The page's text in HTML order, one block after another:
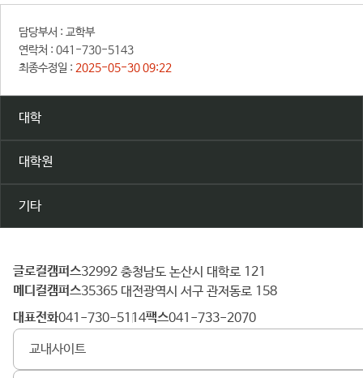
담당부서 : 교학부
연락처 : 041-730-5143
최종수정일 : 2025-05-30 09:22
대학
대학원
기타
건
양
대
학
글로컬캠퍼스 32992 충청남도 논산시 대학로 121
메디컬캠퍼스 35365 대전광역시 서구 관저동로 158
대표전화 041-730-5114 팩스 041-733-2070
교내사이트